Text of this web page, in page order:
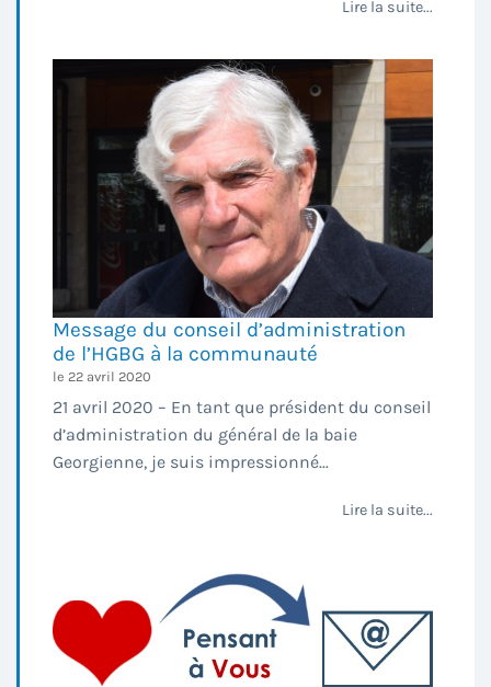
Lire la suite...
Message du conseil d’administration
de l’HGBG à la communauté
le 22 avril 2020
21 avril 2020 – En tant que président du conseil
d’administration du général de la baie
Georgienne, je suis impressionné...
Lire la suite...